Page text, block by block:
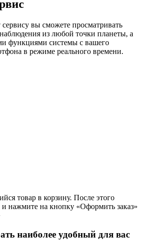
сервису вы сможете просматривать
из любой точки планеты, а
функциями системы с вашего
в режиме реального времени.
товар в корзину. После этого
нажмите на кнопку «Оформить заказ»
наиболее удобный для вас